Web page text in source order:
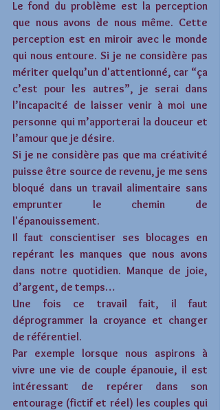
Le fond du problème est la perception
que nous avons de nous même. Cette
perception est en miroir avec le monde
qui nous entoure. Si je ne considère pas
mériter quelqu’un d'attentionné, car “ça
c’est pour les autres”, je serai dans
l’incapacité de laisser venir à moi une
personne qui m’apporterai la douceur et
l’amour que je désire.
Si je ne considère pas que ma créativité
puisse être source de revenu, je me sens
bloqué dans un travail alimentaire sans
emprunter le chemin de
l'épanouissement.
Il faut conscientiser ses blocages en
repérant les manques que nous avons
dans notre quotidien. Manque de joie,
d’argent, de temps…
Une fois ce travail fait, il faut
déprogrammer la croyance et changer
de référentiel.
Par exemple lorsque nous aspirons à
vivre une vie de couple épanouie, il est
intéressant de repérer dans son
entourage (fictif et réel) les couples qui